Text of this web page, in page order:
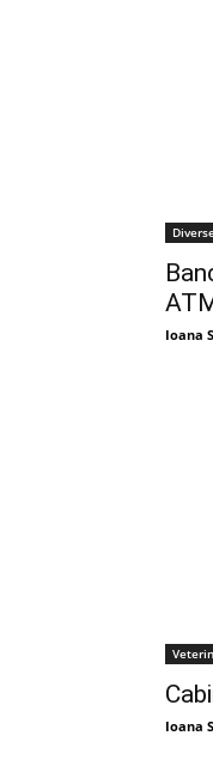
Ioana
Ioana